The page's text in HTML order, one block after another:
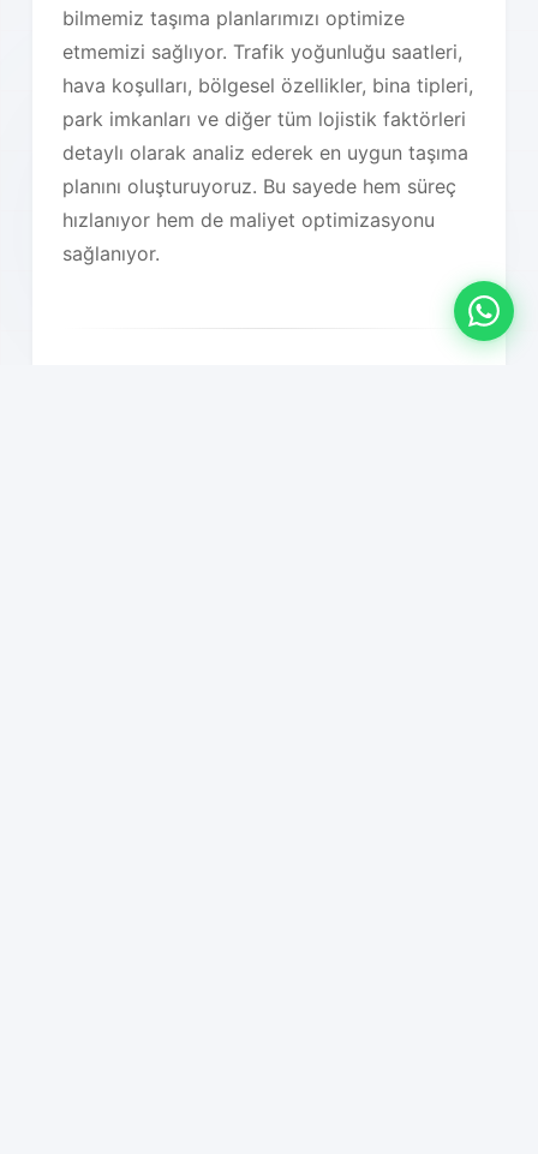
bilmemiz taşıma planlarımızı optimize
etmemizi sağlıyor. Trafik yoğunluğu saatleri,
hava koşulları, bölgesel özellikler, bina tipleri,
park imkanları ve diğer tüm lojistik faktörleri
detaylı olarak analiz ederek en uygun taşıma
planını oluşturuyoruz. Bu sayede hem süreç
hızlanıyor hem de maliyet optimizasyonu
sağlanıyor.